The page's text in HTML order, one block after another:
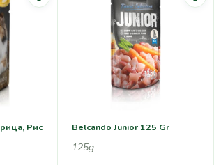
Рис Belcando Junior 125 Gr
125g